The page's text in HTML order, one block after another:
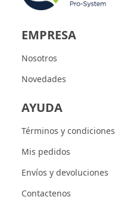
EMPRESA
Nosotros
Novedades
AYUDA
Términos y condiciones
Mis pedidos
Envíos y devoluciones
Contactenos